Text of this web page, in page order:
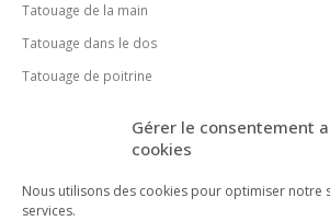
Gérer le consentement
cookies
Nous utilisons des cookies pour optimiser notre
services.
Tatouage de la main
Tatouage dans le dos
Tatouage de poitrine
MÉDIAS SOCIAUX